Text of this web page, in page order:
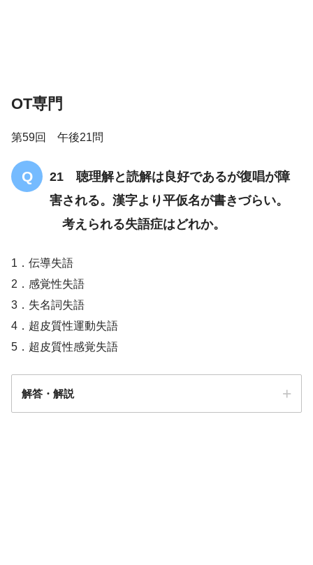
OT専門
第59回 午後21問
21 聴理解と読解は良好であるが復唱が障
害される。漢字より平仮名が書きづらい。
考えられる失語症はどれか。
1．伝導失語
2．感覚性失語
3．失名詞失語
4．超皮質性運動失語
5．超皮質性感覚失語
解答・解説